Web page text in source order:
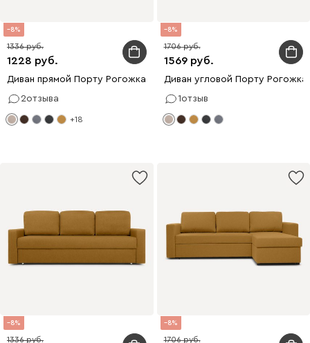
8
1228
1336
Диван прямой Порту Рогожка Кремовый
2отзыва
+18
8
1569
1706
Диван угловой Порту
1отзыв
8
1336
8
1706